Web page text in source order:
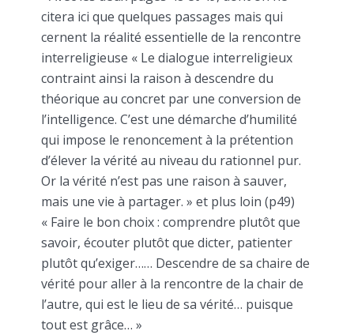
citera ici que quelques passages mais qui
cernent la réalité essentielle de la rencontre
interreligieuse « Le dialogue interreligieux
contraint ainsi la raison à descendre du
théorique au concret par une conversion de
l’intelligence. C’est une démarche d’humilité
qui impose le renoncement à la prétention
d’élever la vérité au niveau du rationnel pur.
Or la vérité n’est pas une raison à sauver,
mais une vie à partager. » et plus loin (p49)
« Faire le bon choix : comprendre plutôt que
savoir, écouter plutôt que dicter, patienter
plutôt qu’exiger…… Descendre de sa chaire de
vérité pour aller à la rencontre de la chair de
l’autre, qui est le lieu de sa vérité… puisque
tout est grâce… »